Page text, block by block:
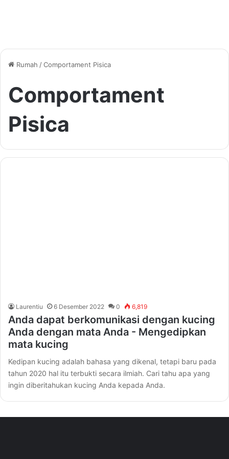
Rumah /Comportament Pisica
Comportament
Pisica
Laurentiu 6 Desember 2022 0 6,819
Anda dapat berkomunikasi dengan kucing
Anda dengan mata Anda - Mengedipkan
mata kucing
Kedipan kucing adalah bahasa yang dikenal, tetapi baru pada
tahun 2020 hal itu terbukti secara ilmiah. Cari tahu apa yang
ingin diberitahukan kucing Anda kepada Anda.